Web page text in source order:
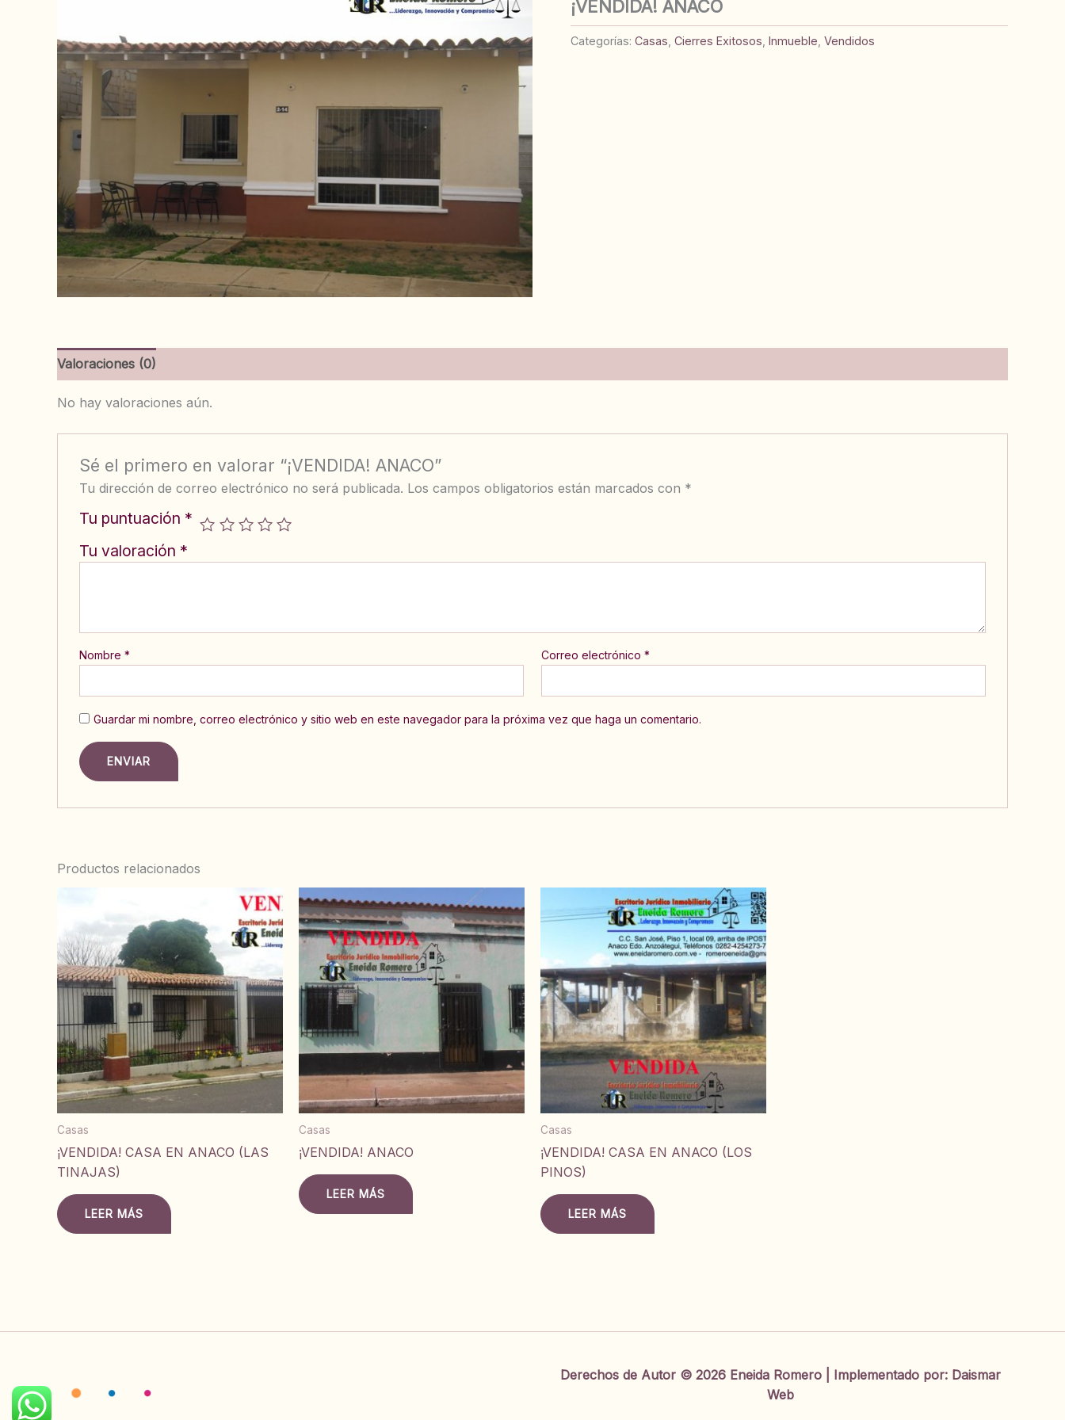
¡VENDIDA! ANACO
Categorías: Casas Cierres Exitosos Inmueble Vendidos
Valoraciones (0)
No hay valoraciones aún.
Sé el primero en valorar “¡VENDIDA! ANACO”
Tu dirección de correo electrónico no será publicada. Los campos obligatorios están marcados con *
Tu puntuación *
Tu valoración *
Nombre * Correo electrónico*
Guardar mi nombre, correo electrónico y sitio web en este navegador para la próxima vez que haga un comentario.
Productos relacionados
Casas
¡VENDIDA! CASA EN ANACO (LAS
TINAJAS)
LEER MÁS
Casas
¡VENDIDA! ANACO
LEER MÁS
Casas
¡VENDIDA! CASA EN ANACO (LOS
PINOS)
LEER MÁS
Derechos de Autor © 2026 Eneida Romero | Implementado por: Daismar
Web